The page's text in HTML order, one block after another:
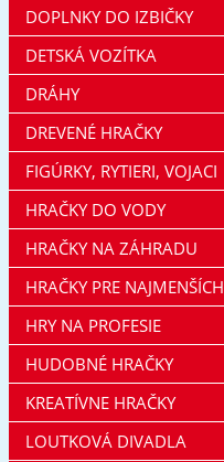
DOPLNKY DO IZBIČKY
DETSKÁ VOZÍTKA
DRÁHY
DREVENÉ HRAČKY
FIGÚRKY, RYTIERI, VOJACI
HRAČKY DO VODY
HRAČKY NA ZÁHRADU
HRAČKY PRE NAJMENŠÍCH
HRY NA PROFESIE
HUDOBNÉ HRAČKY
KREATÍVNE HRAČKY
LOUTKOVÁ DIVADLA